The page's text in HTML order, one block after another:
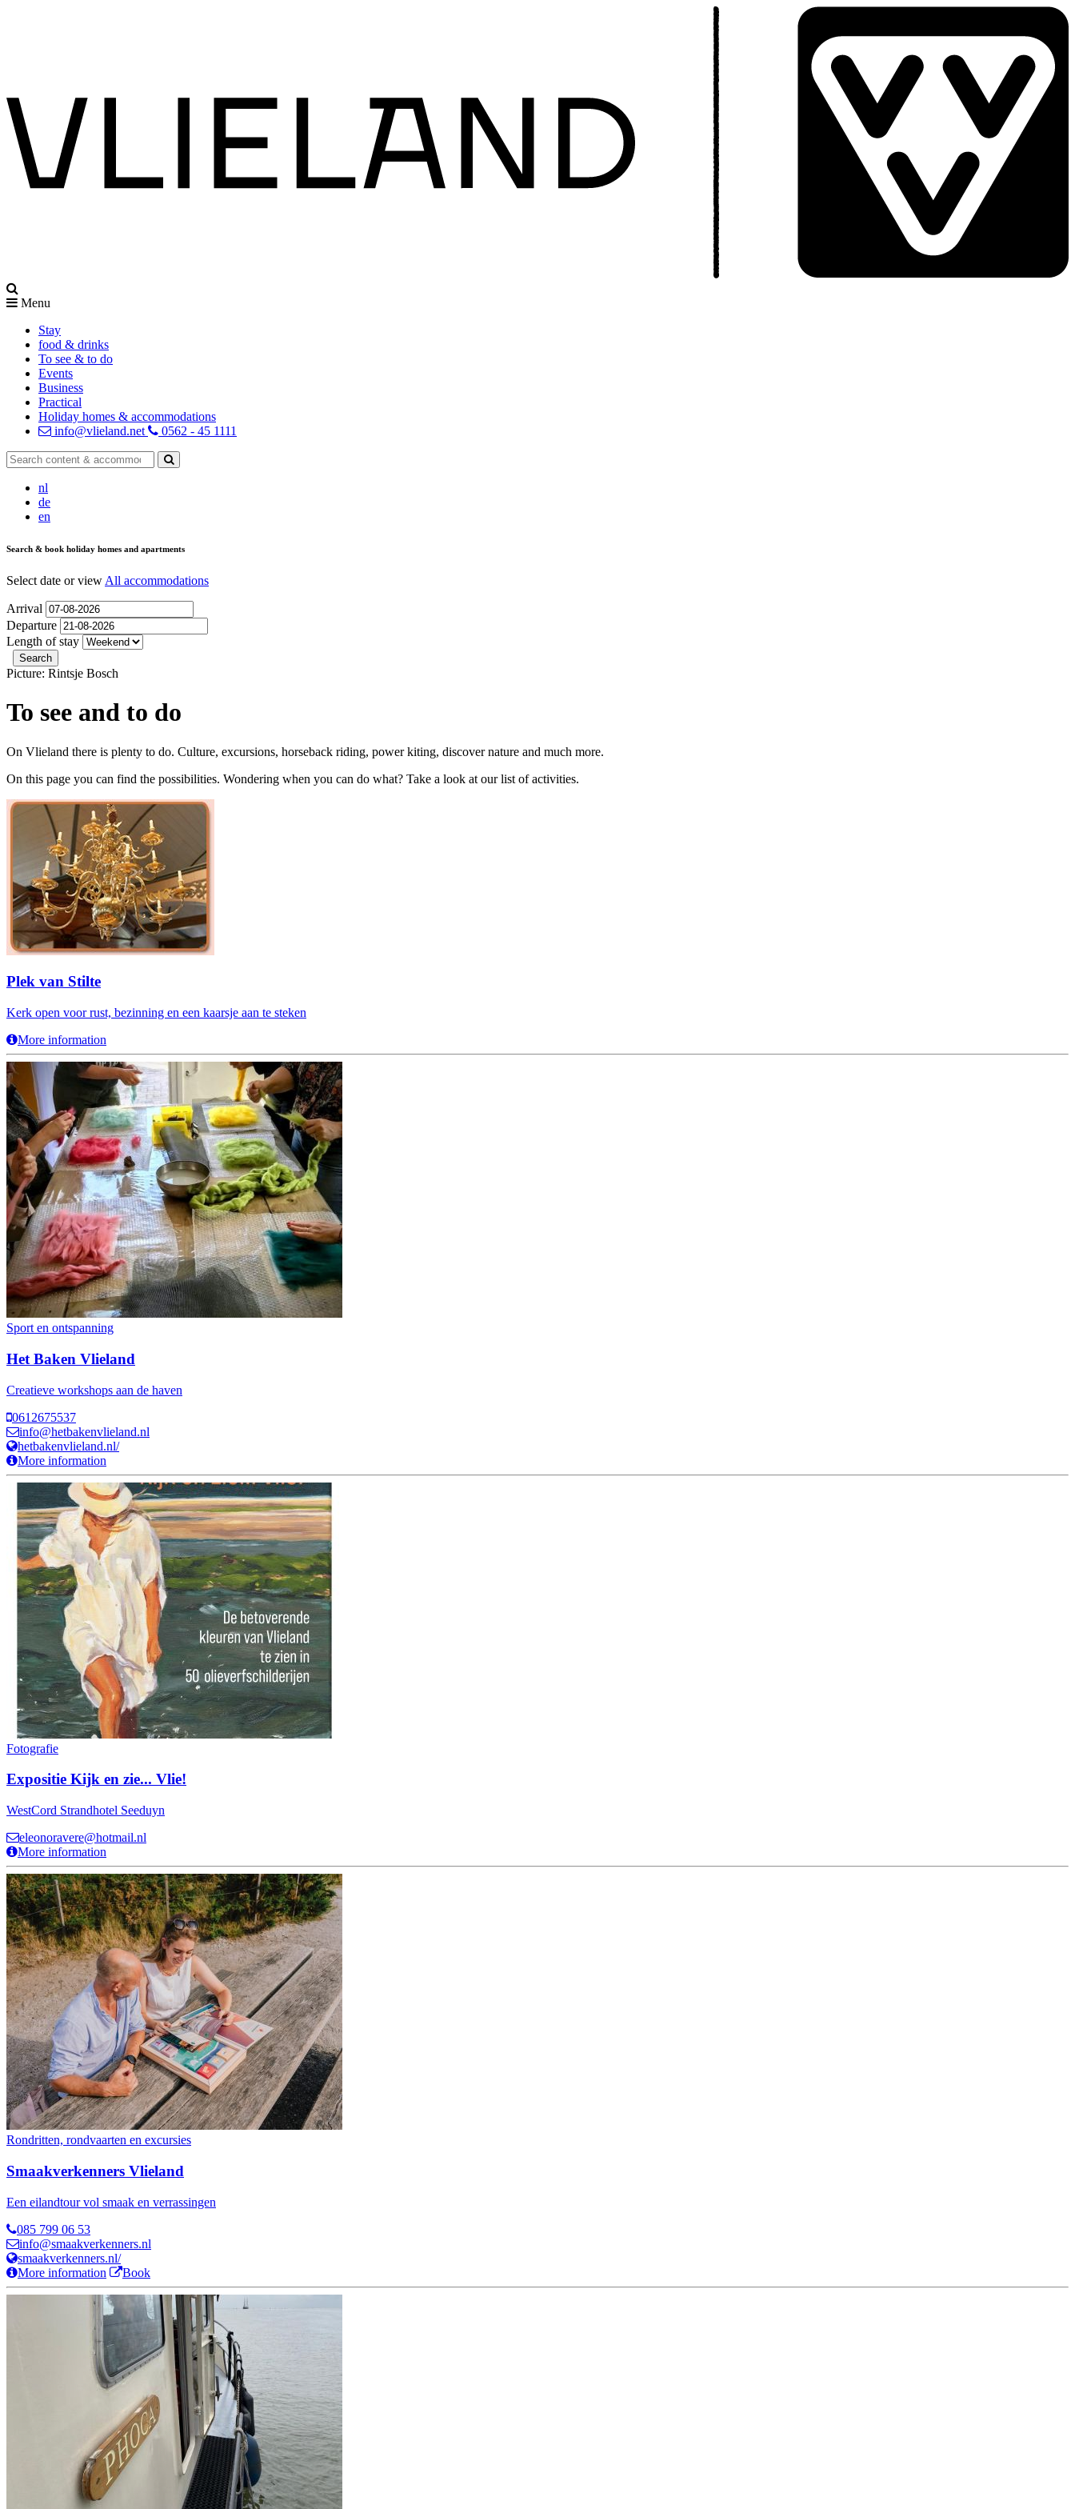
Menu
Stay
food & drinks
To see & to do
Events
Business
Practical
Holiday homes & accommodations
info@vlieland.net
0562 - 45 1111
nl
de
en
Search & book holiday homes and apartments
Select date or view All accommodations
Arrival
Departure
Length of stay
Picture: Rintsje Bosch
To see and to do
On Vlieland there is plenty to do. Culture, excursions, horseback riding, power kiting, discover nature and much more.
On this page you can find the possibilities. Wondering when you can do what? Take a look at our list of activities.
Plek van Stilte
Kerk open voor rust, bezinning en een kaarsje aan te steken
More information
Sport en ontspanning
Het Baken Vlieland
Creatieve workshops aan de haven
0612675537
info@hetbakenvlieland.nl
hetbakenvlieland.nl/
More information
Fotografie
Expositie Kijk en zie... Vlie!
WestCord Strandhotel Seeduyn
eleonoravere@hotmail.nl
More information
Rondritten, rondvaarten en excursies
Smaakverkenners Vlieland
Een eilandtour vol smaak en verrassingen
085 799 06 53
info@smaakverkenners.nl
smaakverkenners.nl/
More information
Book